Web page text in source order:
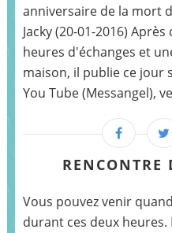
anniversaire de la mort
Jacky (20-01-2016)
heures d'échanges et
maison, il publie ce jour
You Tube (Messangel),
RENCONTRE
Vous pouvez venir
durant ces deux heures.